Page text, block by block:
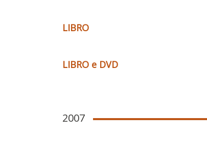
LIBRO
LIBRO e DVD
2007